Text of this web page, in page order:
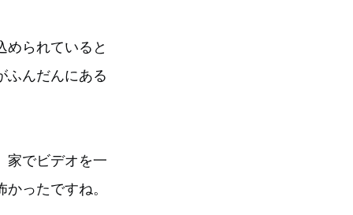
められていると
ふんだんにある
家でビデオを一
ったですね。